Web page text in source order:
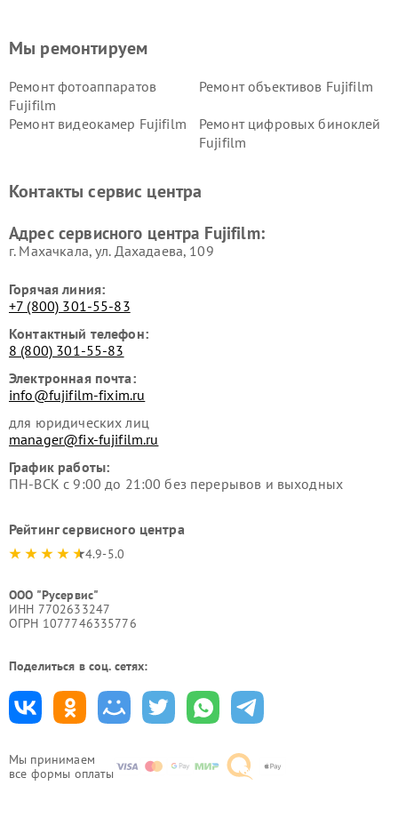
Мы принимаем
все формы оплаты
Мы ремонтируем
Ремонт фотоаппаратов
Fujifilm
Ремонт объективов Fujifilm
Ремонт видеокамер Fujifilm
Ремонт цифровых биноклей
Fujifilm
Контакты сервис центра
Адрес сервисного центра Fujifilm:
г. Махачкала, ул. Дахадаева, 109
Горячая линия:
+7 (800) 301-55-83
Контактный телефон:
8 (800) 301-55-83
Электронная почта:
info@fujifilm-fixim.ru
для юридических лиц
manager@fix-fujifilm.ru
График работы:
ПН-ВСК с 9:00 до 21:00 без перерывов и выходных
Рейтинг сервисного центра
4.9-5.0
ООО "Русервис"
ИНН 7702633247
ОГРН 1077746335776
Поделиться в соц. сетях: